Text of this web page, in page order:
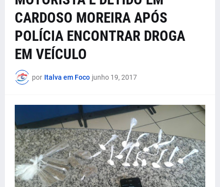
CARDOSO MOREIRA APÓS
POLÍCIA ENCONTRAR DROGA
EM VEÍCULO
por Italva em Foco junho 19, 2017